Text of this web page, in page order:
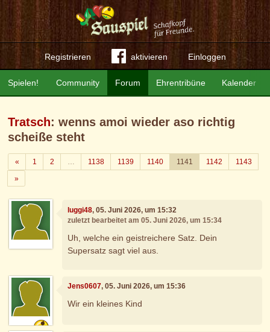
Registrieren aktivieren Einloggen
Community Forum Ehrentribüne Kalender
Spielen!
Tratsch: wenns amoi wieder aso richtig
scheiße steht
«Zurück
1 2 … 1138 1139 1140 1141 1142
1143
»Weiter
luggi48, 05. Juni 2026, um 15:32
zuletzt bearbeitet am 05. Juni 2026, um 15:34
Uh, welche ein geistreichere Satz. Dein
Supersatz sagt viel aus.
Jens0607, 05. Juni 2026, um 15:36
Wir ein kleines Kind